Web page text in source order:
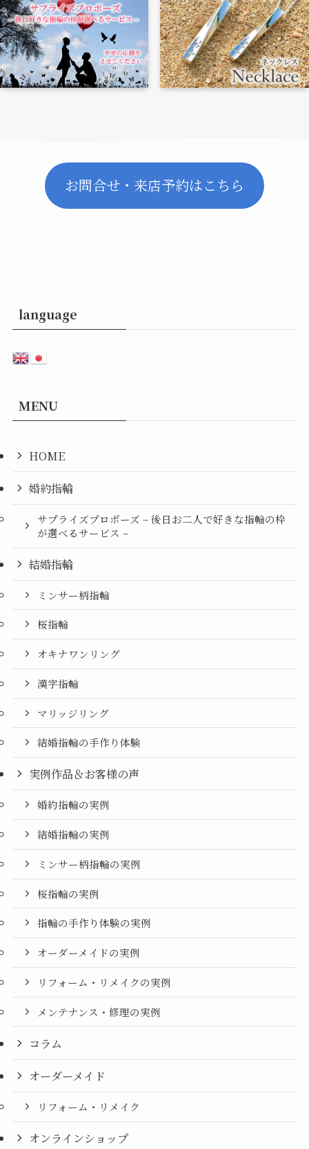
お問合せ・来店予約はこちら
language
MENU
HOME
婚約指輪
サプライズプロポーズ – 後日お二人で好きな指輪の枠
が選べるサービス –
結婚指輪
ミンサー柄指輪
桜指輪
オキナワンリング
漢字指輪
マリッジリング
結婚指輪の手作り体験
実例作品＆お客様の声
婚約指輪の実例
結婚指輪の実例
ミンサー柄指輪の実例
桜指輪の実例
指輪の手作り体験の実例
オーダーメイドの実例
リフォーム・リメイクの実例
メンテナンス・修理の実例
コラム
オーダーメイド
リフォーム・リメイク
オンラインショップ